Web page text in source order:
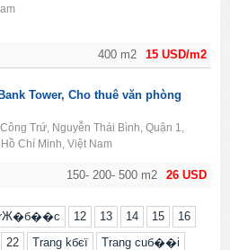
15 USD/m2
400 m2
26 USD
150- 200- 500 m2
Tower, Cho thuê văn phòng
Trứ, Nguyễn Thái Bình, Quận 1,
Chí Minh, Việt Nam
trЖ�б��c 12 13 14 15
16
22 Trang kбєї Trang cuб��i